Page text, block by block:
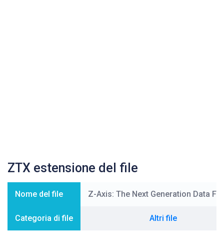
ZTX estensione del file
Nome del file Z-Axis: The Next Generation Data
Categoria di file Altri file